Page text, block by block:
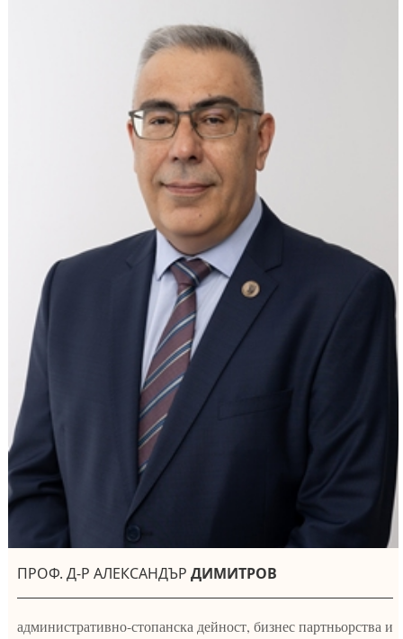
ПРОФ. Д-Р АЛЕКСАНДЪР ДИМИТРОВ
административно-стопанска дейност, бизнес партньорства и